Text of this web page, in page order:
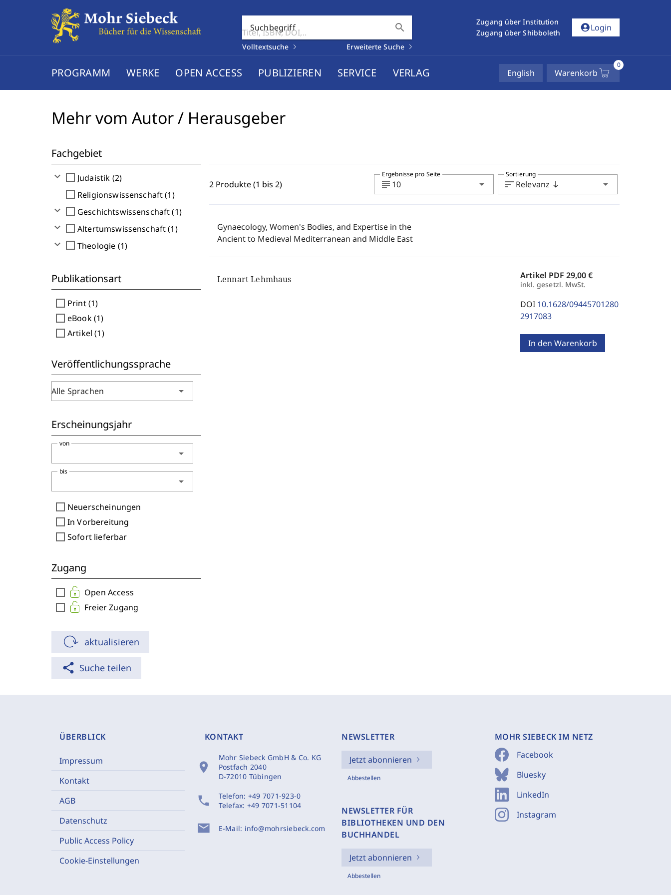
Suchbegriff search
Volltextsuche Erweiterte Suche
Zugang über Institution
Zugang über Shibboleth
account_circleLogin
PROGRAMM WERKE OPEN ACCESS PUBLIZIEREN SERVICE VERLAG English Warenkorb
0
Mehr vom Autor / Herausgeber
Fachgebiet
expand_more check_box_outline_blank Judaistik (2)
check_box_outline_blank Religionswissenschaft (1)
expand_more check_box_outline_blank Geschichtswissenschaft (1)
expand_more check_box_outline_blank Altertumswissenschaft (1)
expand_more check_box_outline_blank Theologie (1)
Publikationsart
check_box_outline_blank Print (1)
check_box_outline_blank eBook (1)
check_box_outline_blank Artikel (1)
Veröffentlichungssprache
Alle Sprachen arrow_drop_down
Erscheinungsjahr
arrow_drop_down
von
arrow_drop_down
bis
check_box_outline_blank Neuerscheinungen
check_box_outline_blank In Vorbereitung
check_box_outline_blank Sofort lieferbar
Zugang
check_box_outline_blank Open Access
check_box_outline_blank Freier Zugang
aktualisieren
share Suche teilen
2 Produkte (1 bis 2) subject 10 arrow_drop_down
Ergebnisse pro Seite
sortRelevanz south arrow_drop_down
Sortierung
Gynaecology, Women's Bodies, and Expertise in the
Ancient to Medieval Mediterranean and Middle East
Lennart Lehmhaus Artikel PDF 29,00 €
inkl. gesetzl. MwSt.
DOI 10.1628/09445701280
2917083
In den Warenkorb
ÜBERBLICK
Impressum
Kontakt
AGB
Datenschutz
Public Access Policy
Cookie-Einstellungen
KONTAKT
location_on
Mohr Siebeck GmbH & Co. KG
Postfach 2040
D-72010 Tübingen
phone Telefon: +49 7071-923-0
Telefax: +49 7071-51104
mail E-Mail: info@mohrsiebeck.com
NEWSLETTER
Jetzt abonnieren
Abbestellen
NEWSLETTER FÜR
BIBLIOTHEKEN UND DEN
BUCHHANDEL
Jetzt abonnieren
Abbestellen
MOHR SIEBECK IM NETZ
Facebook
Bluesky
LinkedIn
Instagram